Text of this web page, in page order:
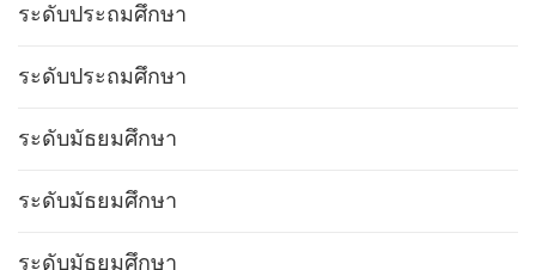
ระดับประถมศึกษา
ระดับประถมศึกษา
ระดับมัธยมศึกษา
ระดับมัธยมศึกษา
ระดับมัธยมศึกษา